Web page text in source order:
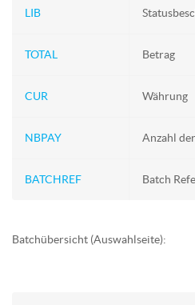
LIB
TOTAL Betrag
CUR Währung
NBPAY Anzahl
BATCHREF Batch
Batchübersicht (Auswahlseite):